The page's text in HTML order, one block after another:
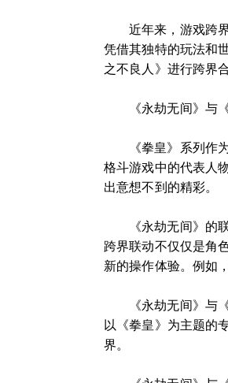
近年来，游戏跨
凭借其独特的玩法和
之不良人》进行跨界
《永劫无间》与
《拳皇》系列作
格斗游戏中的代表人
出意想不到的精彩。
《永劫无间》的
跨界联动不仅仅是角
新的操作体验。例如
《永劫无间》与
以《拳皇》为主题的
界。